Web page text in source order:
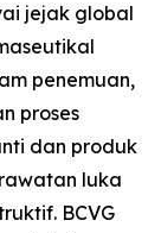
jejak global
penemuan,
proses
dan produk
luka
BCVG